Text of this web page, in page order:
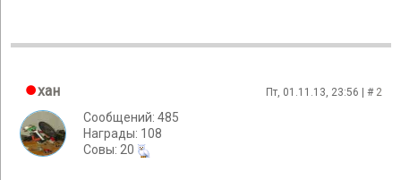
хан Пт, 01.11.13, 23:56 | # 2
Сообщений: 485
Награды: 108
Cовы: 20